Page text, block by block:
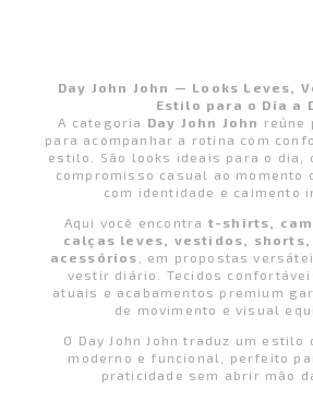
Day John John — Looks Leves,
Estilo para o Dia a
A categoria Day John John reúne
para acompanhar a rotina com
estilo. São looks ideais para o dia,
compromisso casual ao momento
com identidade e caimento
Aqui você encontra t-shirts,
calças leves, vestidos,
acessórios
, em propostas
vestir diário. Tecidos
atuais e acabamentos premium
de movimento e visual
O Day John John traduz um estilo
moderno e funcional, perfeito
praticidade sem abrir mão